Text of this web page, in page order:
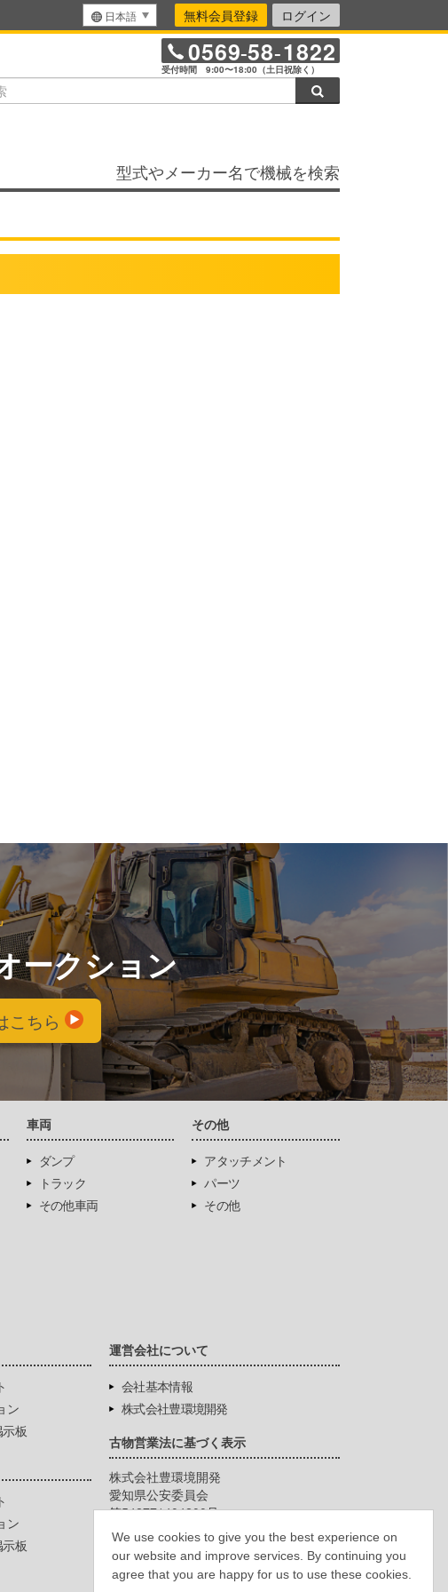
We use cookies to give you the best experience on
our website and improve services. By continuing you
agree that you are happy for us to use these cookies.
日本語 無料会員登録 ログイン
0569-58-1822
受付時間 9:00〜18:00（土日祝除く）
型式やメーカー名で機械を検索
ークション
こちら
車両
ダンプ
トラック
その他車両
その他
アタッチメント
パーツ
その他
ン
板
ン
板
運営会社について
会社基本情報
株式会社豊環境開発
古物営業法に基づく表示
株式会社豊環境開発
愛知県公安委員会
第542771404200号